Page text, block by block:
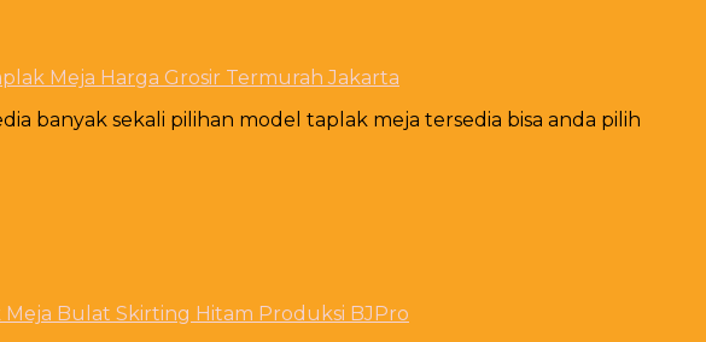
Meja Harga Grosir Termurah Jakarta
banyak sekali pilihan model taplak meja tersedia bisa anda pilih
Bulat Skirting Hitam Produksi BJPro